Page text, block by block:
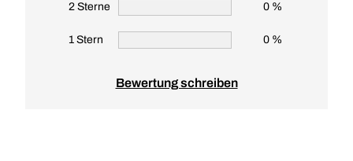
2 Sterne 0 %
1 Stern 0 %
Bewertung schreiben